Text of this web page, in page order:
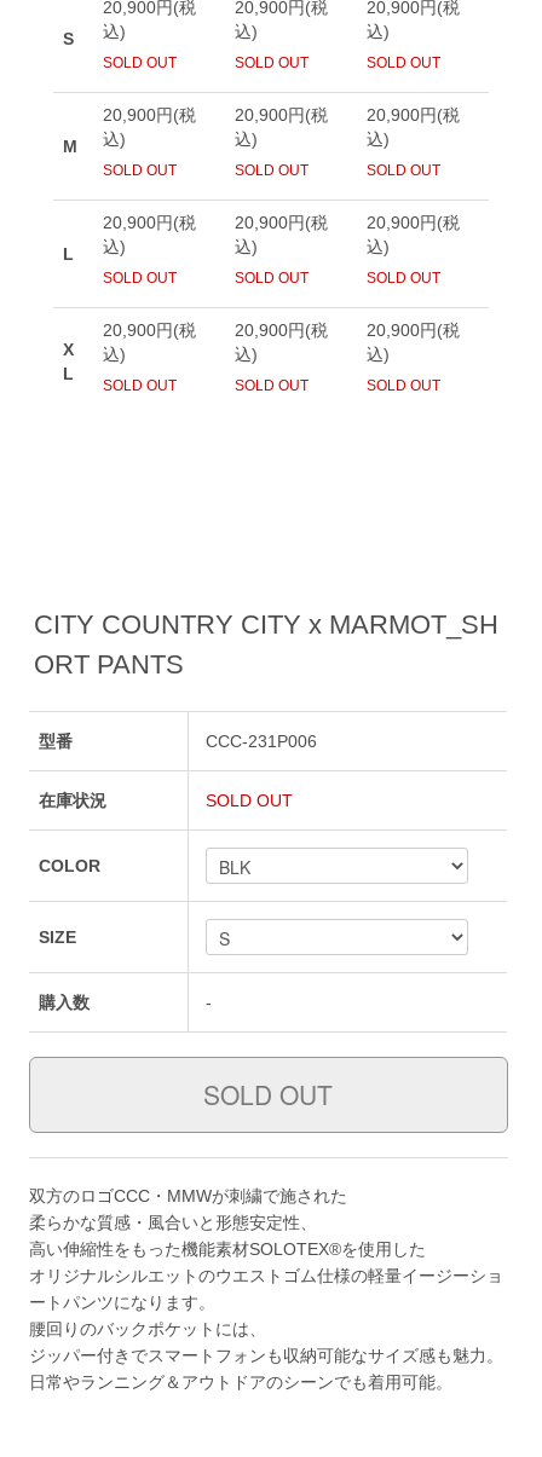
CITY COUNTRY CITY x MARMOT_SH
ORT PANTS
型番 CCC-231P006
在庫状況 SOLD OUT
COLOR
SIZE
購入数 -
双方のロゴCCC・MMWが刺繍で施された
柔らかな質感・風合いと形態安定性、
高い伸縮性をもった機能素材SOLOTEX®を使用した
オリジナルシルエットのウエストゴム仕様の軽量イージーショ
ートパンツになります。
腰回りのバックポケットには、
ジッパー付きでスマートフォンも収納可能なサイズ感も魅力。
日常やランニング＆アウトドアのシーンでも着用可能。